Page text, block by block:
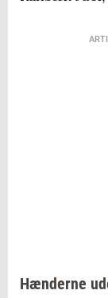
Hænderne